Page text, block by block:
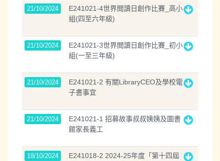
21/10/2024
E241021-4世界閲讀日創作比賽_高小
組(四至六年級)
21/10/2024
E241021-3世界閲讀日創作比賽_初小
組(一至三年級)
21/10/2024
E241021-2 有關LibraryCEO及學校電
子書事宜
21/10/2024
E241021-1 招募故事叔叔姨姨及圖書
館家長義工
18/10/2024
E241018-2 2024-25年度「第十四屆